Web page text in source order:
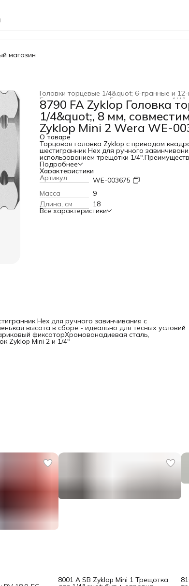
магазин
Головки торцевые 1/4&quot; 6-гранные и
Головки торцевые 1/
Головки торцевые
Головки торцевые, трещотки и
WERA ›
Главная ›
8790 FA Zyklop Головка
1/4&quot;, 8 мм,
Zyklop Mini 2 Wera WE-
О товаре
Торцовая головка Zyklop с приводом
шестигранник Hex для ручного
использованием трещотки 1/
высота в сборе - идеально для тесных
работы в ручном режимеС канавкой под
фиксаторХромованадиевая сталь,
хромированное покрытиеДля трещоток
Подробнее
Характеристики
Артикул
WE-003675
Масса
9
Длина, см
18
Все характеристики
Hex для ручного завинчивания с
высота в сборе - идеально для тесных условий
фиксаторХромованадиевая сталь,
Zyklop Mini 2 и 1/4"
8001 A SB Zyklop Mini 1 Трещотка